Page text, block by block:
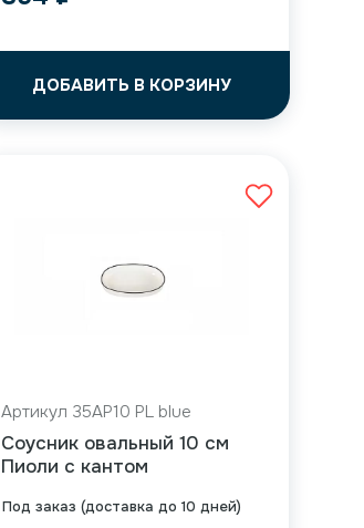
ДОБАВИТЬ В КОРЗИНУ
Под заказ (доставка до 10 дней)
Артикул 35AP10 PL blue
Соусник овальный 10 см
Пиоли с кантом